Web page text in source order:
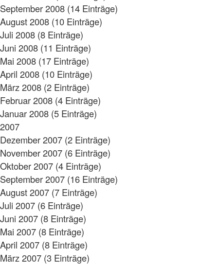
September 2008 (14 Einträge)
August 2008 (10 Einträge)
Juli 2008 (8 Einträge)
Juni 2008 (11 Einträge)
Mai 2008 (17 Einträge)
April 2008 (10 Einträge)
März 2008 (2 Einträge)
Februar 2008 (4 Einträge)
Januar 2008 (5 Einträge)
2007
Dezember 2007 (2 Einträge)
November 2007 (6 Einträge)
Oktober 2007 (4 Einträge)
September 2007 (16 Einträge)
August 2007 (7 Einträge)
Juli 2007 (6 Einträge)
Juni 2007 (8 Einträge)
Mai 2007 (8 Einträge)
April 2007 (8 Einträge)
März 2007 (3 Einträge)